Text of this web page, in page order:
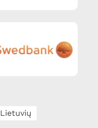
Lietuvių